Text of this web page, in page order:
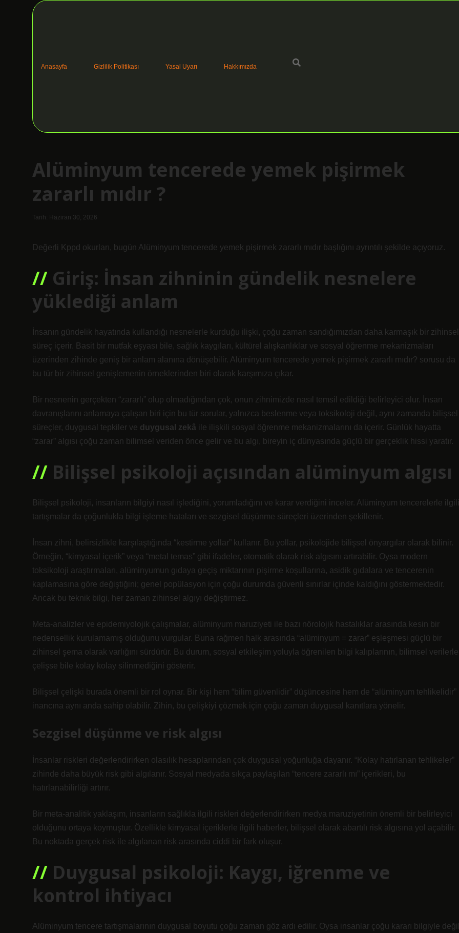
Anasayfa Gizlilik Politikası Yasal Uyarı Hakkımızda
Alüminyum tencerede yemek pişirmek
zararlı mıdır ?
Tarih: Haziran 30, 2026
Değerli Kppd okurları, bugün Alüminyum tencerede yemek pişirmek zararlı mıdır başlığını ayrıntılı şekilde açıyoruz.
Giriş: İnsan zihninin gündelik nesnelere
yüklediği anlam
İnsanın gündelik hayatında kullandığı nesnelerle kurduğu ilişki, çoğu zaman sandığımızdan daha karmaşık bir zihinsel
süreç içerir. Basit bir mutfak eşyası bile, sağlık kaygıları, kültürel alışkanlıklar ve sosyal öğrenme mekanizmaları
üzerinden zihinde geniş bir anlam alanına dönüşebilir. Alüminyum tencerede yemek pişirmek zararlı mıdır? sorusu da
bu tür bir zihinsel genişlemenin örneklerinden biri olarak karşımıza çıkar.
Bir nesnenin gerçekten “zararlı” olup olmadığından çok, onun zihnimizde nasıl temsil edildiği belirleyici olur. İnsan
davranışlarını anlamaya çalışan biri için bu tür sorular, yalnızca beslenme veya toksikoloji değil, aynı zamanda bilişsel
süreçler, duygusal tepkiler ve duygusal zekâ ile ilişkili sosyal öğrenme mekanizmalarını da içerir. Günlük hayatta
“zarar” algısı çoğu zaman bilimsel veriden önce gelir ve bu algı, bireyin iç dünyasında güçlü bir gerçeklik hissi yaratır.
Bilişsel psikoloji açısından alüminyum algısı
Bilişsel psikoloji, insanların bilgiyi nasıl işlediğini, yorumladığını ve karar verdiğini inceler. Alüminyum tencerelerle ilgili
tartışmalar da çoğunlukla bilgi işleme hataları ve sezgisel düşünme süreçleri üzerinden şekillenir.
İnsan zihni, belirsizlikle karşılaştığında “kestirme yollar” kullanır. Bu yollar, psikolojide bilişsel önyargılar olarak bilinir.
Örneğin, “kimyasal içerik” veya “metal temas” gibi ifadeler, otomatik olarak risk algısını artırabilir. Oysa modern
toksikoloji araştırmaları, alüminyumun gıdaya geçiş miktarının pişirme koşullarına, asidik gıdalara ve tencerenin
kaplamasına göre değiştiğini; genel popülasyon için çoğu durumda güvenli sınırlar içinde kaldığını göstermektedir.
Ancak bu teknik bilgi, her zaman zihinsel algıyı değiştirmez.
Meta-analizler ve epidemiyolojik çalışmalar, alüminyum maruziyeti ile bazı nörolojik hastalıklar arasında kesin bir
nedensellik kurulamamış olduğunu vurgular. Buna rağmen halk arasında “alüminyum = zarar” eşleşmesi güçlü bir
zihinsel şema olarak varlığını sürdürür. Bu durum, sosyal etkileşim yoluyla öğrenilen bilgi kalıplarının, bilimsel verilerle
çelişse bile kolay kolay silinmediğini gösterir.
Bilişsel çelişki burada önemli bir rol oynar. Bir kişi hem “bilim güvenlidir” düşüncesine hem de “alüminyum tehlikelidir”
inancına aynı anda sahip olabilir. Zihin, bu çelişkiyi çözmek için çoğu zaman duygusal kanıtlara yönelir.
Sezgisel düşünme ve risk algısı
İnsanlar riskleri değerlendirirken olasılık hesaplarından çok duygusal yoğunluğa dayanır. “Kolay hatırlanan tehlikeler”
zihinde daha büyük risk gibi algılanır. Sosyal medyada sıkça paylaşılan “tencere zararlı mı” içerikleri, bu
hatırlanabilirliği artırır.
Bir meta-analitik yaklaşım, insanların sağlıkla ilgili riskleri değerlendirirken medya maruziyetinin önemli bir belirleyici
olduğunu ortaya koymuştur. Özellikle kimyasal içeriklerle ilgili haberler, bilişsel olarak abartılı risk algısına yol açabilir.
Bu noktada gerçek risk ile algılanan risk arasında ciddi bir fark oluşur.
Duygusal psikoloji: Kaygı, iğrenme ve
kontrol ihtiyacı
Alüminyum tencere tartışmalarının duygusal boyutu çoğu zaman göz ardı edilir. Oysa insanlar çoğu kararı bilgiyle